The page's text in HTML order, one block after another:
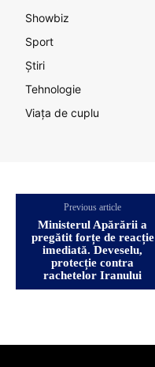
Showbiz
Sport
Știri
Tehnologie
Viața de cuplu
Previous article
Ministerul Apărării a
pregătit forțe de reacție
imediată. Deveselu,
protecție contra
rachetelor Iranului